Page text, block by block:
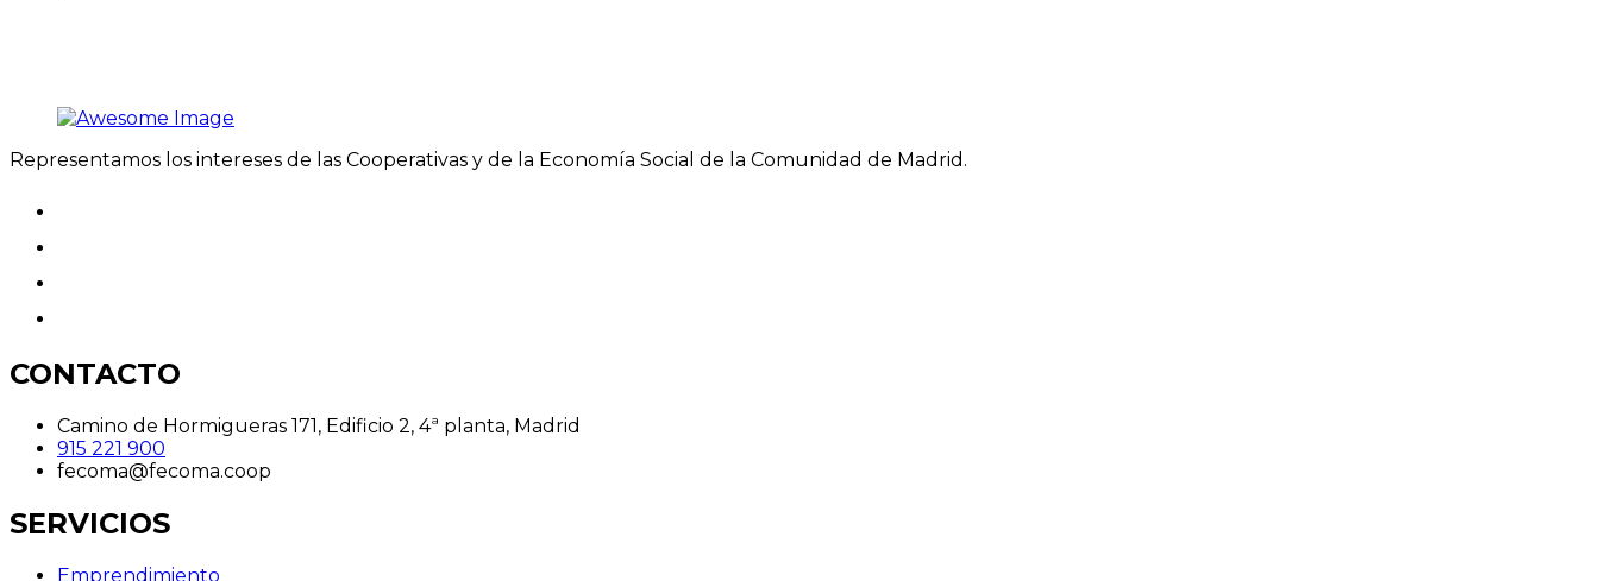
Representamos los intereses de las Cooperativas y de la Economía Social de la Comunidad de Madrid.
CONTACTO
Camino de Hormigueras 171, Edificio 2, 4ª planta, Madrid
915 221 900
fecoma@fecoma.coop
SERVICIOS
Emprendimiento